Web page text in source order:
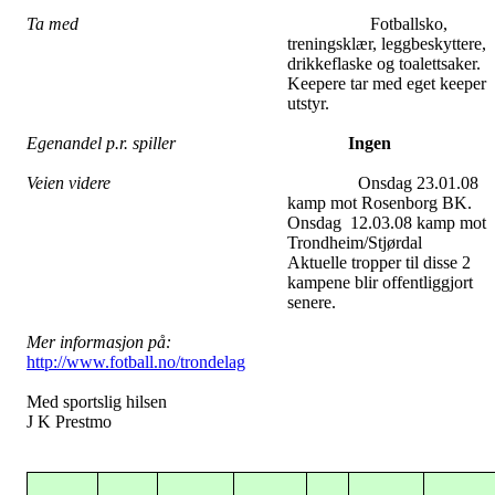
Ta med
Fotballsko,
treningsklær, leggbeskyttere,
drikkeflaske og toalettsaker.
Keepere tar med eget keeper
utstyr.
Egenandel p.r. spiller Ingen
Veien videre
Onsdag 23.01.08
kamp mot Rosenborg BK.
Onsdag 12.03.08 kamp mot
Trondheim/Stjørdal
Aktuelle tropper til disse 2
kampene blir offentliggjort
senere.
Mer informasjon på:
http://www.fotball.no/trondelag
Med sportslig hilsen
J K Prestmo